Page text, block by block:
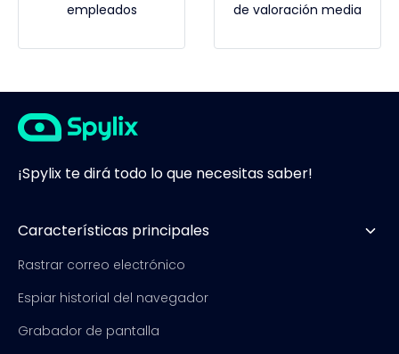
empleados de valoración media
¡Spylix te dirá todo lo que necesitas saber!
Características principales
Rastrar correo electrónico
Espiar historial del navegador
Grabador de pantalla